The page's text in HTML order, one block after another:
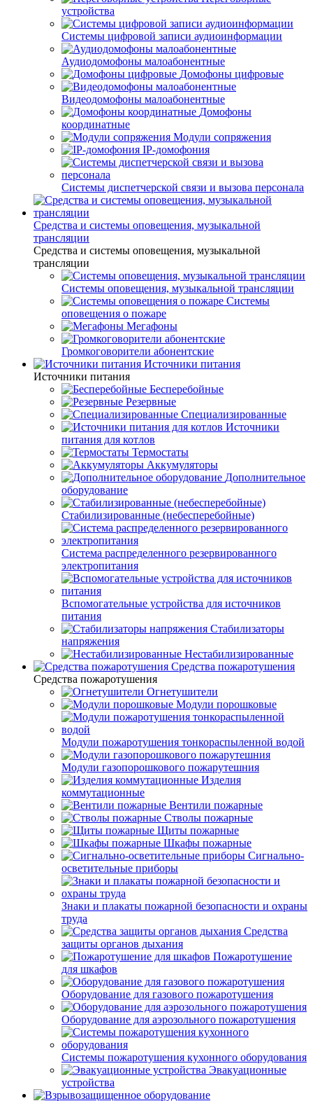
устройства
Системы цифровой записи аудиоинформации
Аудиодомофоны малоабонентные
Домофоны цифровые
Видеодомофоны малоабонентные
Домофоны
координатные
Модули сопряжения
IP-домофония
Системы диспетчерской связи и вызова персонала
Средства и системы оповещения, музыкальной
трансляции
Средства и системы оповещения, музыкальной
трансляции
Системы оповещения, музыкальной трансляции
Системы
оповещения о пожаре
Мегафоны
Громкоговорители абонентские
Источники питания
Источники питания
Бесперебойные
Резервные
Специализированные
Источники
питания для котлов
Термостаты
Аккумуляторы
Дополнительное
оборудование
Стабилизированные (небесперебойные)
Система распределенного резервированного
электропитания
Вспомогательные устройства для источников
питания
Стабилизаторы
напряжения
Нестабилизированные
Средства пожаротушения
Средства пожаротушения
Огнетушители
Модули порошковые
Модули пожаротушения тонкораспыленной водой
Модули газопорошкового пожарутешния
Изделия
коммутационные
Вентили пожарные
Стволы пожарные
Щиты пожарные
Шкафы пожарные
Сигнально-
осветительные приборы
Знаки и плакаты пожарной безопасности и охраны
труда
Средства
защиты органов дыхания
Пожаротушение
для шкафов
Оборудование для газового пожаротушения
Оборудование для аэрозольного пожаротушения
Системы пожаротушения кухонного оборудования
Эвакуационные
устройства